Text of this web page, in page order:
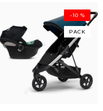
-10 %
PACK